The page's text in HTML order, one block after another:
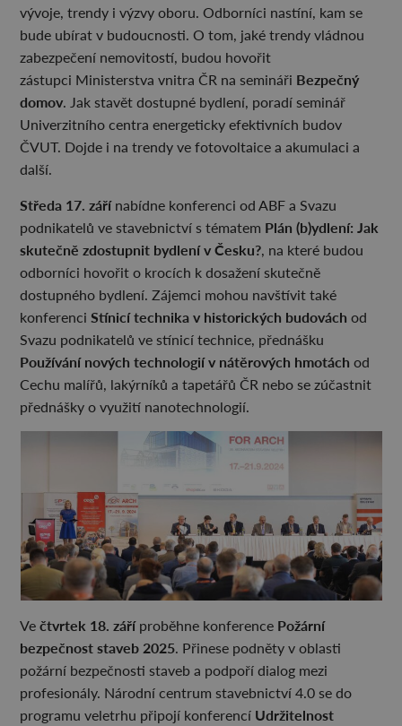
vývoje, trendy i výzvy oboru. Odborníci nastíní, kam se
bude ubírat v budoucnosti. O tom, jaké trendy vládnou
zabezpečení nemovitostí, budou hovořit
zástupci Ministerstva vnitra ČR na semináři Bezpečný
domov. Jak stavět dostupné bydlení, poradí seminář
Univerzitního centra energeticky efektivních budov
ČVUT. Dojde i na trendy ve fotovoltaice a akumulaci a
další.
Středa 17. zářínabídne konferenci od ABF a Svazu
podnikatelů ve stavebnictví s tématem Plán (b)ydlení: Jak
skutečně zdostupnit bydlení v Česku?, na které budou
odborníci hovořit o krocích k dosažení skutečně
dostupného bydlení. Zájemci mohou navštívit také
konferenciStínicí technika v historických budovách od
Svazu podnikatelů ve stínicí technice, přednášku
Používání nových technologií v nátěrových hmotách od
Cechu malířů, lakýrníků a tapetářů ČR nebo se zúčastnit
přednášky o využití nanotechnologií.
Večtvrtek 18. záříproběhne konference Požární
bezpečnost staveb 2025. Přinese podněty v oblasti
požární bezpečnosti staveb a podpoří dialog mezi
profesionály. Národní centrum stavebnictví 4.0 se do
programu veletrhu připojí konferencí Udržitelnost